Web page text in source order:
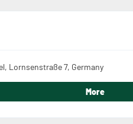
Lornsenstraße 7, Germany
More